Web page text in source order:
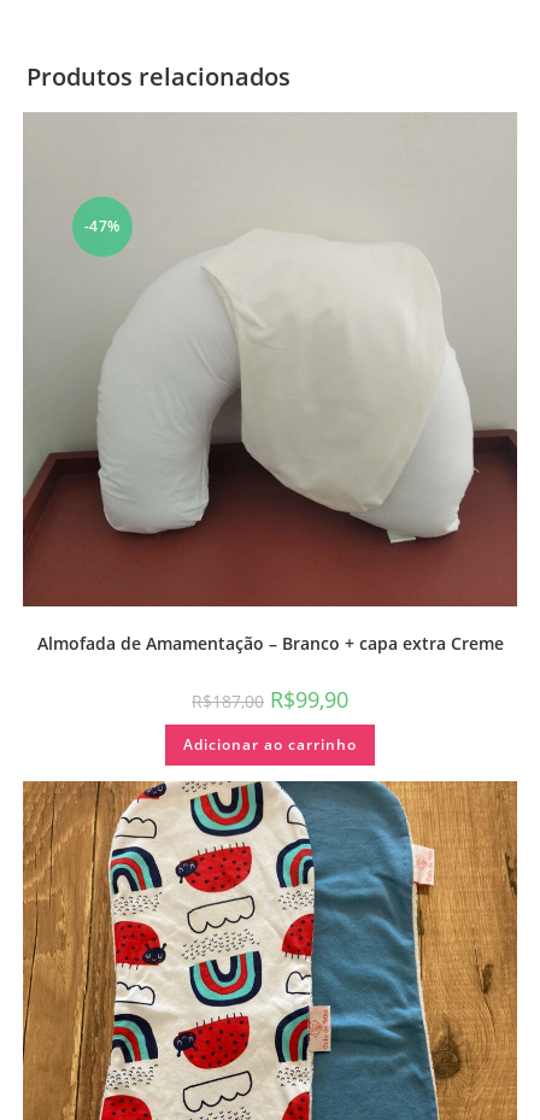
Produtos relacionados
-47%
Almofada de Amamentação – Branco + capa extra Creme
R$187,00 R$99,90
Adicionar ao carrinho